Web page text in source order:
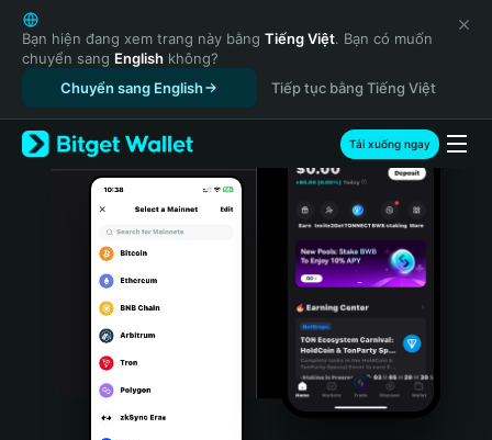
English
日本語
Tiếng Việt
Русский
Español (Latinoamérica)
Türkçe
Italiano
Português (Portugal)
Bahasa Indonesia
Bạn hiện đang xem trang này bằng Tiếng Việt. Bạn có muốn
chuyển sang English không?
Chuyển sang English
Tiếp tục bằng Tiếng Việt
Tải xuống ngay